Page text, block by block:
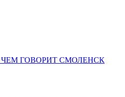
ГОВОРИТ СМОЛЕНСК